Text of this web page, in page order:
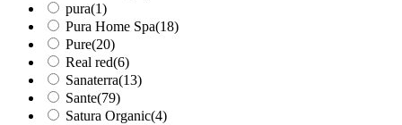
pura(1)
Pura Home Spa(18)
Pure(20)
Real red(6)
Sanaterra(13)
Sante(79)
Satura Organic(4)